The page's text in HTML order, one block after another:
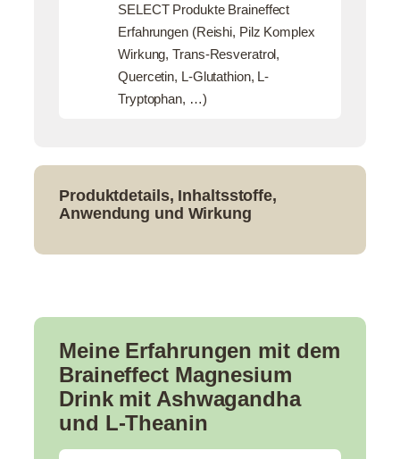
SELECT Produkte Braineffect
Erfahrungen (Reishi, Pilz Komplex
Wirkung, Trans-Resveratrol,
Quercetin, L-Glutathion, L-
Tryptophan, …)
Produktdetails, Inhaltsstoffe,
Anwendung und Wirkung
Meine Erfahrungen mit dem
Braineffect Magnesium
Drink mit Ashwagandha
und L-Theanin